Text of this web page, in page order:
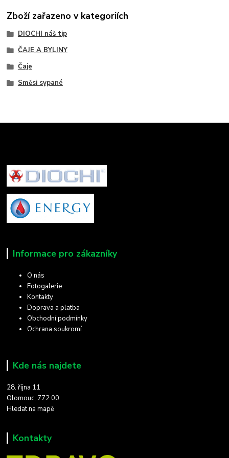
Zboží zařazeno v kategoriích
DIOCHI náš tip
ČAJE A BYLINY
Čaje
Směsi sypané
Informace pro zákazníky
O nás
Fotogalerie
Kontakty
Doprava a platba
Obchodní podmínky
Ochrana soukromí
Kde nás najdete
28. října 11
Olomouc, 772 00
Hledat na mapě
Kontakty